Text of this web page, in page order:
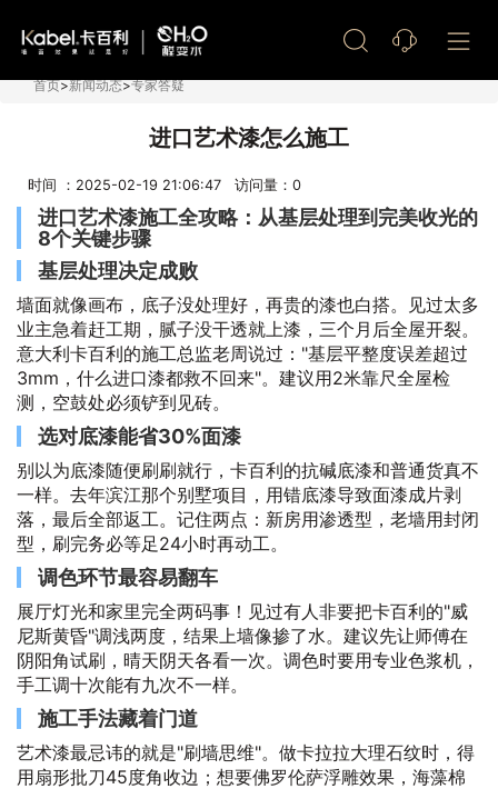
首页>新闻动态>专家答疑
进口艺术漆怎么施工
时间 ：2025-02-19 21:06:47 访问量： 0
进口艺术漆施工全攻略：从基层处理到完美收光的
8个关键步骤
基层处理决定成败
墙面就像画布，底子没处理好，再贵的漆也白搭。见过太多
业主急着赶工期，腻子没干透就上漆，三个月后全屋开裂。
意大利卡百利的施工总监老周说过："基层平整度误差超过
3mm，什么进口漆都救不回来"。建议用2米靠尺全屋检
测，空鼓处必须铲到见砖。
选对底漆能省30%面漆
别以为底漆随便刷刷就行，卡百利的抗碱底漆和普通货真不
一样。去年滨江那个别墅项目，用错底漆导致面漆成片剥
落，最后全部返工。记住两点：新房用渗透型，老墙用封闭
型，刷完务必等足24小时再动工。
调色环节最容易翻车
展厅灯光和家里完全两码事！见过有人非要把卡百利的"威
尼斯黄昏"调浅两度，结果上墙像掺了水。建议先让师傅在
阴阳角试刷，晴天阴天各看一次。调色时要用专业色浆机，
手工调十次能有九次不一样。
施工手法藏着门道
艺术漆最忌讳的就是"刷墙思维"。做卡拉拉大理石纹时，得
用扇形批刀45度角收边；想要佛罗伦萨浮雕效果，海藻棉